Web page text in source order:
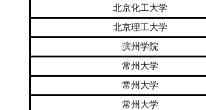
北京化工大学
北京理工大学
滨州学院
常州大学
常州大学
常州大学